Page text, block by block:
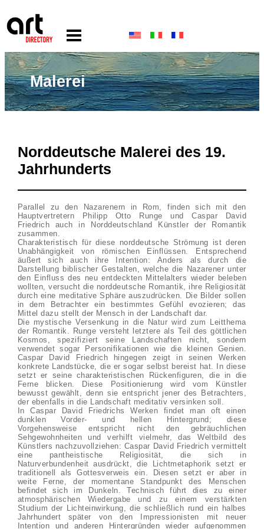
Malerei
Norddeutsche Malerei des 19.
Jahrhunderts
Parallel zu den Nazarenern in Rom, finden sich mit den
Hauptvertretern Philipp Otto Runge und Caspar David
Friedrich auch in Norddeutschland Künstler der Romantik
zusammen.
Charakteristisch für diese norddeutsche Strömung ist deren
Unabhängigkeit von römischen Einflüssen. Entsprechend
äußert sich auch ihre Intention: Anders als durch die
Darstellung biblischer Gestalten, welche die Nazarener unter
den Einfluss des neu entdeckten Mittelalters wieder beleben
wollten, versucht die norddeutsche Romantik, ihre Religiosität
durch eine meditative Sphäre auszudrücken. Die Bilder sollen
in dem Betrachter ein bestimmtes Gefühl evozieren; das
Mittel dazu stellt der Mensch in der Landschaft dar.
Die mystische Versenkung in die Natur wird zum Leitthema
der Romantik. Runge versteht letztere als Teil des göttlichen
Kosmos, spezifiziert seine Landschaften nicht, sondern
verwendet sogar Personifikationen wie die kleinen Genien.
Caspar David Friedrich hingegen zeigt in seinen Werken
konkrete Landstücke, die er sogar selbst bereist hat. In diese
setzt er seine charakteristischen Rückenfiguren, die in die
Ferne blicken. Diese Positionierung wird vom Künstler
bewusst gewählt, denn sie entspricht jener des Betrachters,
der ebenfalls in die Landschaft meditativ versinken soll.
In Caspar David Friedrichs Werken findet man oft einen
dunklen Vorder- und hellen Hintergrund; diese
Vorgehensweise entspricht nicht den gebräuchlichen
Sehgewohnheiten und verhilft vielmehr, das Weltbild des
Künstlers nachzuvollziehen: Caspar David Friedrich vermittelt
eine pantheistische Religiosität, die sich in
Naturverbundenheit ausdrückt, die Lichtmetaphorik setzt er
traditionell als Gottesverweis ein. Diesen setzt er aber in
weite Ferne, der momentane Standpunkt des Menschen
befindet sich im Dunkeln. Technisch führt dies zu einer
atmosphärischen Wiedergabe und zu einem verstärkten
Studium der Lichteinwirkung, die schließlich rund ein halbes
Jahrhundert später von den Impressionisten mit neuer
Intention und anderen Hintergründen wieder aufgenommen